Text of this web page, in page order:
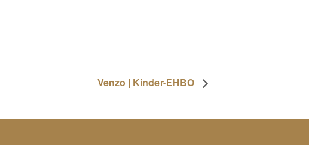
Venzo | Kinder-EHBO